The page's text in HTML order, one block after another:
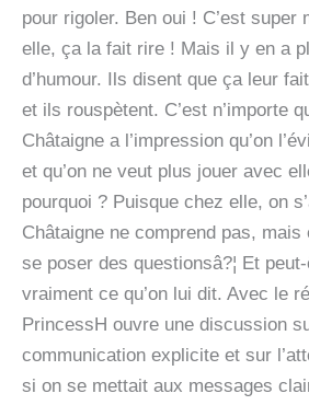
pour rigoler. Ben oui ! C’est super
elle, ça la fait rire ! Mais il y en a
d’humour. Ils disent que ça leur
et ils rouspètent. C’est n’importe
Châtaigne a l’impression qu’on
et qu’on ne veut plus jouer avec
pourquoi ? Puisque chez elle, on
Châtaigne ne comprend pas, mais
se poser des questionsâ?¦ Et
vraiment ce qu’on lui dit. Avec le
PrincessH ouvre une discussion
communication explicite et sur
si on se mettait aux messages